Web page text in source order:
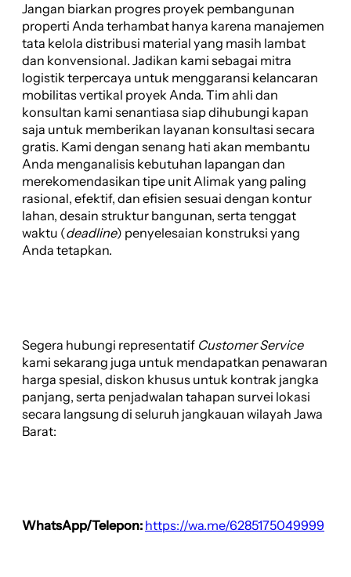
Jangan biarkan progres proyek pembangunan
properti Anda terhambat hanya karena manajemen
tata kelola distribusi material yang masih lambat
dan konvensional. Jadikan kami sebagai mitra
logistik terpercaya untuk menggaransi kelancaran
mobilitas vertikal proyek Anda. Tim ahli dan
konsultan kami senantiasa siap dihubungi kapan
saja untuk memberikan layanan konsultasi secara
gratis. Kami dengan senang hati akan membantu
Anda menganalisis kebutuhan lapangan dan
merekomendasikan tipe unit Alimak yang paling
rasional, efektif, dan efisien sesuai dengan kontur
lahan, desain struktur bangunan, serta tenggat
waktu (deadline) penyelesaian konstruksi yang
Anda tetapkan.
Segera hubungi representatif Customer Service
kami sekarang juga untuk mendapatkan penawaran
harga spesial, diskon khusus untuk kontrak jangka
panjang, serta penjadwalan tahapan survei lokasi
secara langsung di seluruh jangkauan wilayah Jawa
Barat:
WhatsApp/Telepon: https://wa.me/6285175049999